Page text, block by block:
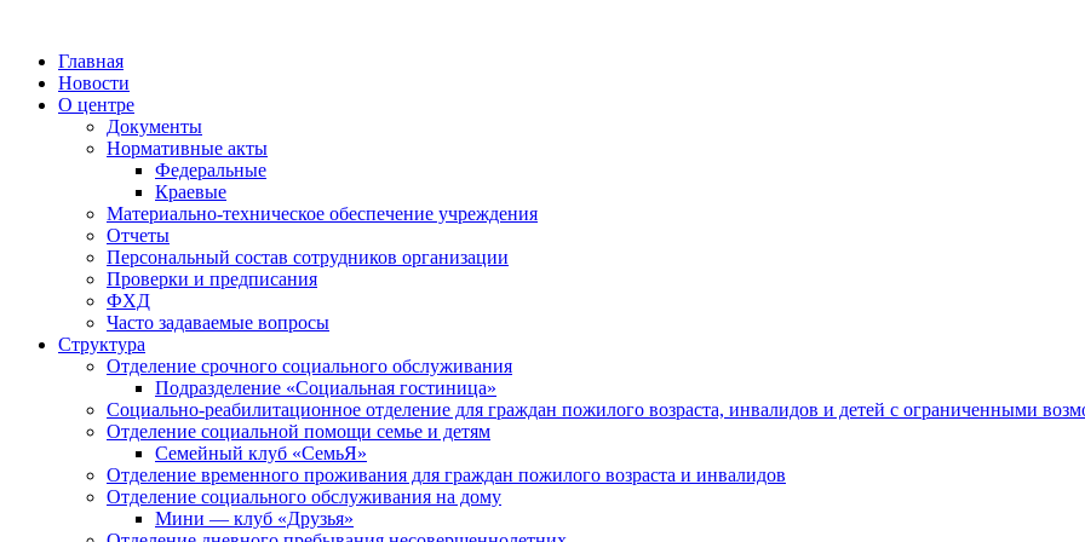
Главная
Новости
О центре
Документы
Нормативные акты
Федеральные
Краевые
Материально-техническое обеспечение учреждения
Отчеты
Персональный состав сотрудников организации
Проверки и предписания
ФХД
Часто задаваемые вопросы
Структура
Отделение срочного социального обслуживания
Подразделение «Социальная гостиница»
Социально-реабилитационное отделение для граждан пожилого возраста, инвалидов и детей с ограниченными
Отделение социальной помощи семье и детям
Семейный клуб «СемьЯ»
Отделение временного проживания для граждан пожилого возраста и инвалидов
Отделение социального обслуживания на дому
Мини — клуб «Друзья»